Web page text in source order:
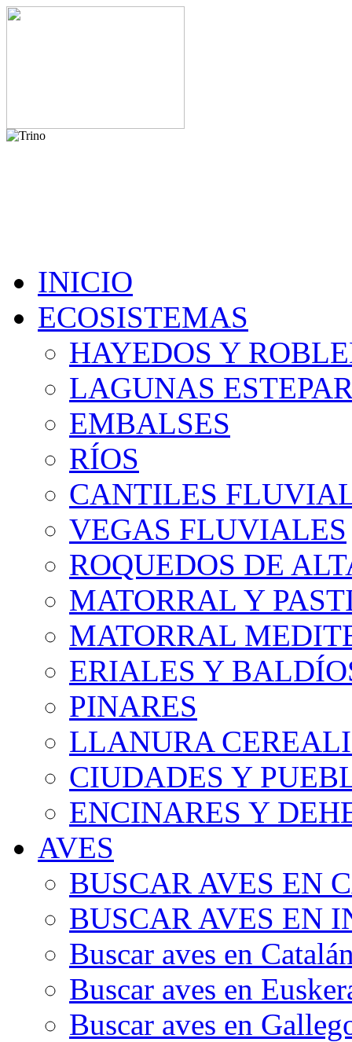
INICIO
ECOSISTEMAS
HAYEDOS Y
LAGUNAS
EMBALSES
RÍOS
CANTILES
VEGAS FLUVIALES
ROQUEDOS DE
MATORRAL Y
MATORRAL
ERIALES Y
PINARES
LLANURA
CIUDADES Y
ENCINARES Y
AVES
BUSCAR AVES EN
BUSCAR AVES EN
Buscar aves en
Buscar aves en
Buscar aves en